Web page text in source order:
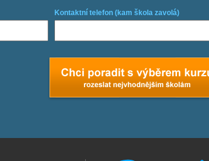
Kontaktní telefon (kam škola zavolá)